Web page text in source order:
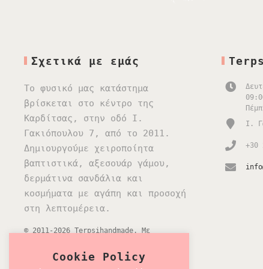
Σχετικά με εμάς
Το φυσικό μας κατάστημα
βρίσκεται στο κέντρο της
Καρδίτσας, στην οδό Ι.
Γακιόπουλου 7, από το 2011.
Δημιουργούμε χειροποίητα
βαπτιστικά, αξεσουάρ γάμου,
δερμάτινα σανδάλια και
κοσμήματα με αγάπη και προσοχή
στη λεπτομέρεια.
© 2011-2026 Terpsihandmade. Με
SEO optimized by ITDEV
Ι.
+30
Cookie Policy